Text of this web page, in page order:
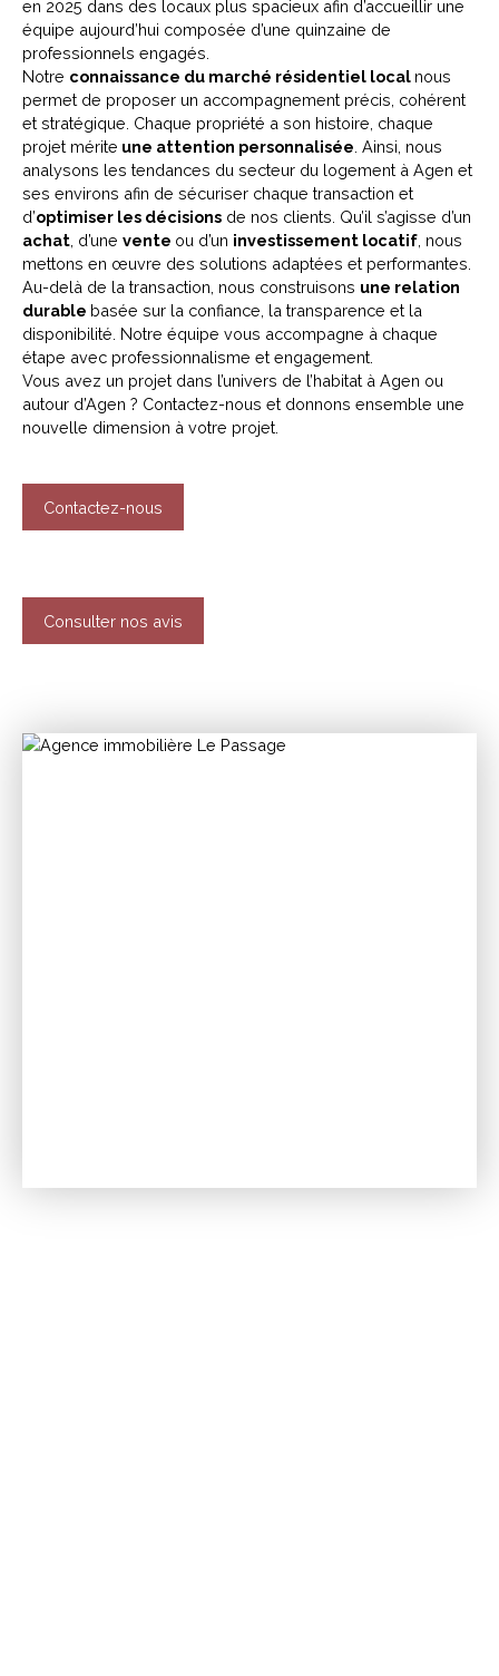
en 2025 dans des locaux plus spacieux afin d’accueillir une
équipe aujourd’hui composée d’une quinzaine de
professionnels engagés.
Notre connaissance du marché résidentiel local nous
permet de proposer un accompagnement précis, cohérent
et stratégique. Chaque propriété a son histoire, chaque
projet mérite une attention personnalisée . Ainsi, nous
analysons les tendances du secteur du logement à Agen et
ses environs afin de sécuriser chaque transaction et
d’optimiser les décisions de nos clients. Qu’il s’agisse d’un
achat , d’une vente ou d’un investissement locatif , nous
mettons en œuvre des solutions adaptées et performantes.
Au-delà de la transaction, nous construisons une relation
durable basée sur la confiance, la transparence et la
disponibilité. Notre équipe vous accompagne à chaque
étape avec professionnalisme et engagement.
Vous avez un projet dans l’univers de l’habitat à Agen ou
autour d’Agen ? Contactez-nous et donnons ensemble une
nouvelle dimension à votre projet.
Contactez-nous
Consulter nos avis